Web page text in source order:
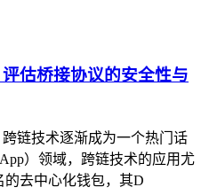
估桥接协议的安全性与
链技术逐渐成为一个热门话
）领域，跨链技术的应用尤
的去中心化钱包，其D